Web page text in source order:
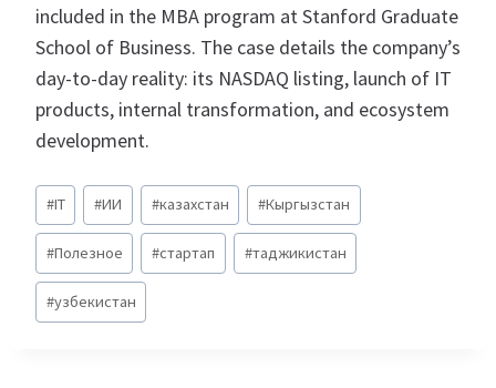
included in the MBA program at Stanford Graduate
School of Business. The case details the company’s
day-to-day reality: its NASDAQ listing, launch of IT
products, internal transformation, and ecosystem
development.
Метки
записи:
#IT #ИИ #казахстан #Кыргызстан
#Полезное #стартап #таджикистан
#узбекистан